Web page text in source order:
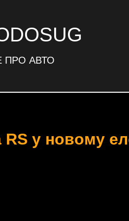
ПРО АВТО
RS у новому